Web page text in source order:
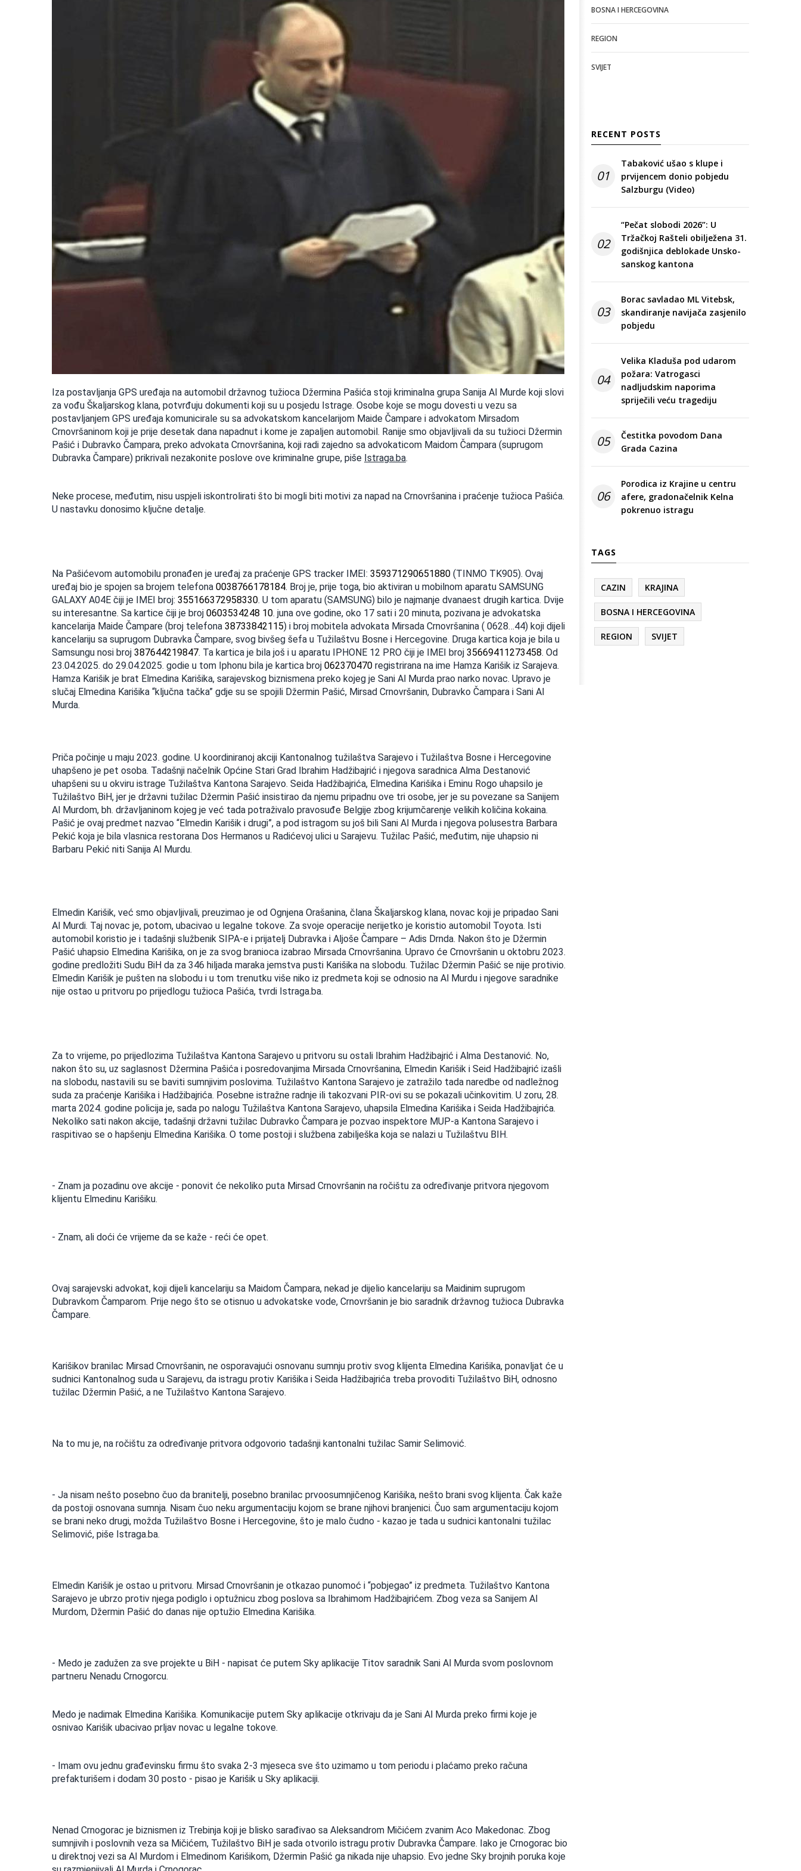
Iza postavljanja GPS uređaja na automobil državnog tužioca Džermina Pašića stoji kriminalna grupa Sanija Al Murde koji slovi
za vođu Škaljarskog klana, potvrđuju dokumenti koji su u posjedu Istrage. Osobe koje se mogu dovesti u vezu sa
postavljanjem GPS uređaja komunicirale su sa advokatskom kancelarijom Maide Čampare i advokatom Mirsadom
Crnovršaninom koji je prije desetak dana napadnut i kome je zapaljen automobil. Ranije smo objavljivali da su tužioci Džermin
Pašić i Dubravko Čampara, preko advokata Crnovršanina, koji radi zajedno sa advokaticom Maidom Čampara (suprugom
Dubravka Čampare) prikrivali nezakonite poslove ove kriminalne grupe, piše Istraga.ba.
Neke procese, međutim, nisu uspjeli iskontrolirati što bi mogli biti motivi za napad na Crnovršanina i praćenje tužioca Pašića.
U nastavku donosimo ključne detalje.
Na Pašićevom automobilu pronađen je uređaj za praćenje GPS tracker IMEI: 359371290651880 (TINMO TK905). Ovaj
uređaj bio je spojen sa brojem telefona 0038766178184. Broj je, prije toga, bio aktiviran u mobilnom aparatu SAMSUNG
GALAXY A04E čiji je IMEI broj: 355166372958330. U tom aparatu (SAMSUNG) bilo je najmanje dvanaest drugih kartica. Dvije
su interesantne. Sa kartice čiji je broj 0603534248 10. juna ove godine, oko 17 sati i 20 minuta, pozivana je advokatska
kancelarija Maide Čampare (broj telefona 38733842115) i broj mobitela advokata Mirsada Crnovršanina ( 0628…44) koji dijeli
kancelariju sa suprugom Dubravka Čampare, svog bivšeg šefa u Tužilaštvu Bosne i Hercegovine. Druga kartica koja je bila u
Samsungu nosi broj 387644219847. Ta kartica je bila još i u aparatu IPHONE 12 PRO čiji je IMEI broj 35669411273458. Od
23.04.2025. do 29.04.2025. godie u tom Iphonu bila je kartica broj 062370470 registrirana na ime Hamza Karišik iz Sarajeva.
Hamza Karišik je brat Elmedina Karišika, sarajevskog biznismena preko kojeg je Sani Al Murda prao narko novac. Upravo je
slučaj Elmedina Karišika “ključna tačka” gdje su se spojili Džermin Pašić, Mirsad Crnovršanin, Dubravko Čampara i Sani Al
Murda.
Priča počinje u maju 2023. godine. U koordiniranoj akciji Kantonalnog tužilaštva Sarajevo i Tužilaštva Bosne i Hercegovine
uhapšeno je pet osoba. Tadašnji načelnik Općine Stari Grad Ibrahim Hadžibajrić i njegova saradnica Alma Destanović
uhapšeni su u okviru istrage Tužilaštva Kantona Sarajevo. Seida Hadžibajrića, Elmedina Karišika i Eminu Rogo uhapsilo je
Tužilaštvo BiH, jer je državni tužilac Džermin Pašić insistirao da njemu pripadnu ove tri osobe, jer je su povezane sa Sanijem
Al Murdom, bh. državljaninom kojeg je već tada potraživalo pravosuđe Belgije zbog krijumčarenje velikih količina kokaina.
Pašić je ovaj predmet nazvao “Elmedin Karišik i drugi”, a pod istragom su još bili Sani Al Murda i njegova polusestra Barbara
Pekić koja je bila vlasnica restorana Dos Hermanos u Radićevoj ulici u Sarajevu. Tužilac Pašić, međutim, nije uhapsio ni
Barbaru Pekić niti Sanija Al Murdu.
Elmedin Karišik, već smo objavljivali, preuzimao je od Ognjena Orašanina, člana Škaljarskog klana, novac koji je pripadao Sani
Al Murdi. Taj novac je, potom, ubacivao u legalne tokove. Za svoje operacije nerijetko je koristio automobil Toyota. Isti
automobil koristio je i tadašnji službenik SIPA-e i prijatelj Dubravka i Aljoše Čampare – Adis Drnda. Nakon što je Džermin
Pašić uhapsio Elmedina Karišika, on je za svog branioca izabrao Mirsada Crnovršanina. Upravo će Crnovršanin u oktobru 2023.
godine predložiti Sudu BiH da za 346 hiljada maraka jemstva pusti Karišika na slobodu. Tužilac Džermin Pašić se nije protivio.
Elmedin Karišik je pušten na slobodu i u tom trenutku više niko iz predmeta koji se odnosio na Al Murdu i njegove saradnike
nije ostao u pritvoru po prijedlogu tužioca Pašića, tvrdi Istraga.ba.
Za to vrijeme, po prijedlozima Tužilaštva Kantona Sarajevo u pritvoru su ostali Ibrahim Hadžibajrić i Alma Destanović. No,
nakon što su, uz saglasnost Džermina Pašića i posredovanjima Mirsada Crnovršanina, Elmedin Karišik i Seid Hadžibajrić izašli
na slobodu, nastavili su se baviti sumnjivim poslovima. Tužilaštvo Kantona Sarajevo je zatražilo tada naredbe od nadležnog
suda za praćenje Karišika i Hadžibajrića. Posebne istražne radnje ili takozvani PIR-ovi su se pokazali učinkovitim. U zoru, 28.
marta 2024. godine policija je, sada po nalogu Tužilaštva Kantona Sarajevo, uhapsila Elmedina Karišika i Seida Hadžibajrića.
Nekoliko sati nakon akcije, tadašnji državni tužilac Dubravko Čampara je pozvao inspektore MUP-a Kantona Sarajevo i
raspitivao se o hapšenju Elmedina Karišika. O tome postoji i službena zabilješka koja se nalazi u Tužilaštvu BIH.
- Znam ja pozadinu ove akcije - ponovit će nekoliko puta Mirsad Crnovršanin na ročištu za određivanje pritvora njegovom
klijentu Elmedinu Karišiku.
- Znam, ali doći će vrijeme da se kaže - reći će opet.
Ovaj sarajevski advokat, koji dijeli kancelariju sa Maidom Čampara, nekad je dijelio kancelariju sa Maidinim suprugom
Dubravkom Čamparom. Prije nego što se otisnuo u advokatske vode, Crnovršanin je bio saradnik državnog tužioca Dubravka
Čampare.
Karišikov branilac Mirsad Crnovršanin, ne osporavajući osnovanu sumnju protiv svog klijenta Elmedina Karišika, ponavljat će u
sudnici Kantonalnog suda u Sarajevu, da istragu protiv Karišika i Seida Hadžibajrića treba provoditi Tužilaštvo BiH, odnosno
tužilac Džermin Pašić, a ne Tužilaštvo Kantona Sarajevo.
Na to mu je, na ročištu za određivanje pritvora odgovorio tadašnji kantonalni tužilac Samir Selimović.
- Ja nisam nešto posebno čuo da branitelji, posebno branilac prvoosumnjičenog Karišika, nešto brani svog klijenta. Čak kaže
da postoji osnovana sumnja. Nisam čuo neku argumentaciju kojom se brane njihovi branjenici. Čuo sam argumentaciju kojom
se brani neko drugi, možda Tužilaštvo Bosne i Hercegovine, što je malo čudno - kazao je tada u sudnici kantonalni tužilac
Selimović, piše Istraga.ba.
Elmedin Karišik je ostao u pritvoru. Mirsad Crnovršanin je otkazao punomoć i “pobjegao” iz predmeta. Tužilaštvo Kantona
Sarajevo je ubrzo protiv njega podiglo i optužnicu zbog poslova sa Ibrahimom Hadžibajrićem. Zbog veza sa Sanijem Al
Murdom, Džermin Pašić do danas nije optužio Elmedina Karišika.
- Medo je zadužen za sve projekte u BiH - napisat će putem Sky aplikacije Titov saradnik Sani Al Murda svom poslovnom
partneru Nenadu Crnogorcu.
Medo je nadimak Elmedina Karišika. Komunikacije putem Sky aplikacije otkrivaju da je Sani Al Murda preko firmi koje je
osnivao Karišik ubacivao prljav novac u legalne tokove.
- Imam ovu jednu građevinsku firmu što svaka 2-3 mjeseca sve što uzimamo u tom periodu i plaćamo preko računa
prefakturišem i dodam 30 posto - pisao je Karišik u Sky aplikaciji.
Nenad Crnogorac je biznismen iz Trebinja koji je blisko sarađivao sa Aleksandrom Mičićem zvanim Aco Makedonac. Zbog
sumnjivih i poslovnih veza sa Mičićem, Tužilaštvo BiH je sada otvorilo istragu protiv Dubravka Čampare. Iako je Crnogorac bio
u direktnoj vezi sa Al Murdom i Elmedinom Karišikom, Džermin Pašić ga nikada nije uhapsio. Evo jedne Sky brojnih poruka koje
BOSNA I HERCEGOVINA
REGION
SVIJET
RECENT POSTS
01
Tabaković ušao s klupe i
prvijencem donio pobjedu
Salzburgu (Video)
02
“Pečat slobodi 2026”: U
Tržačkoj Rašteli obilježena 31.
godišnjica deblokade Unsko-
sanskog kantona
03
Borac savladao ML Vitebsk,
skandiranje navijača zasjenilo
pobjedu
04
Velika Kladuša pod udarom
požara: Vatrogasci
nadljudskim naporima
spriječili veću tragediju
05
Čestitka povodom Dana
Grada Cazina
06
Porodica iz Krajine u centru
afere, gradonačelnik Kelna
pokrenuo istragu
TAGS
CAZIN KRAJINA
BOSNA I HERCEGOVINA
REGION SVIJET